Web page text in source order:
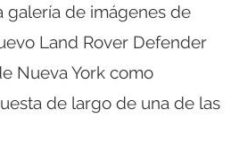
galería de imágenes de
Land Rover Defender
Nueva York como
de largo de una de las